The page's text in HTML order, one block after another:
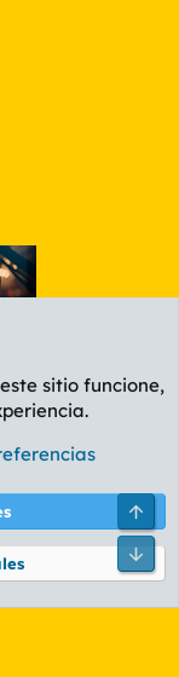
Ayuda
Ltd.
sitio funcione,
Pie